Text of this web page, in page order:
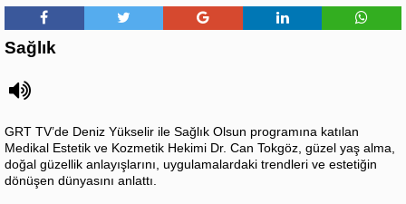
Sağlık
GRT TV’de Deniz Yükselir ile Sağlık Olsun programına katılan
Medikal Estetik ve Kozmetik Hekimi Dr. Can Tokgöz, güzel yaş alma,
doğal güzellik anlayışlarını, uygulamalardaki trendleri ve estetiğin
dönüşen dünyasını anlattı.